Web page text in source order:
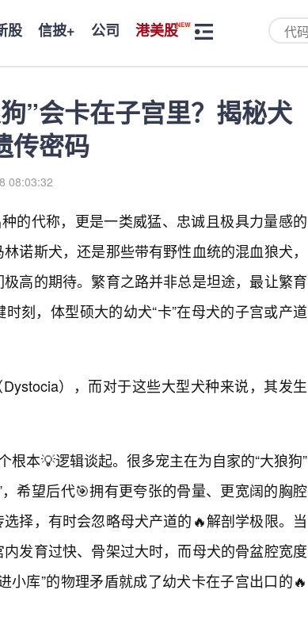
股 信披+ 公司 港美股
”会卡在子宫里？揭秘犬
传密码
08:03:32
的代称，更是一类威猛、忠诚且极具力量感的
诺斯犬，还是那些带有野性血统的混血狼犬，
高的期待。繁育之路并非总是坦途，最让繁育
刻，体型硕大的幼犬“卡”在母犬的子宫或产道
），而对于这些大型犬种来说，其发生
根本💡逻辑谈起。很多宠主在为自家的“大狼狗”
希望后代🎯拥有更夸张的骨量、更宽阔的胸腔
择，有时会忽略母犬产道的🔥解剖学极限。当
发育过快、骨架过大时，而母犬的骨盆腔宽度
小库”的物理矛盾就成了幼犬卡在子宫出口的🔥